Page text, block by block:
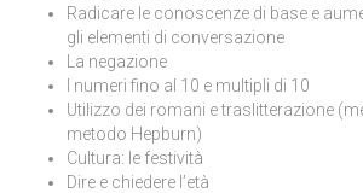
Radicare le conoscenze di base e
gli elementi di conversazione
La negazione
I numeri fino al 10 e multipli di 10
Utilizzo dei romani e traslitterazione
metodo Hepburn)
Cultura: le festività
Dire e chiedere l’età